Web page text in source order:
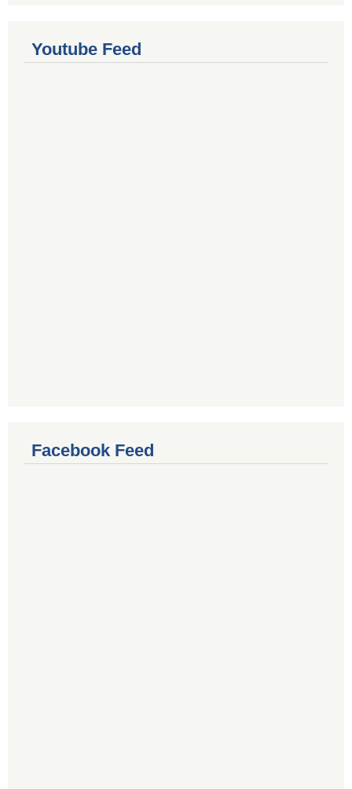
Youtube Feed
Facebook Feed